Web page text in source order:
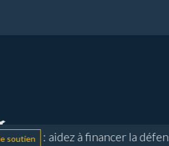
: aidez à financer la défense